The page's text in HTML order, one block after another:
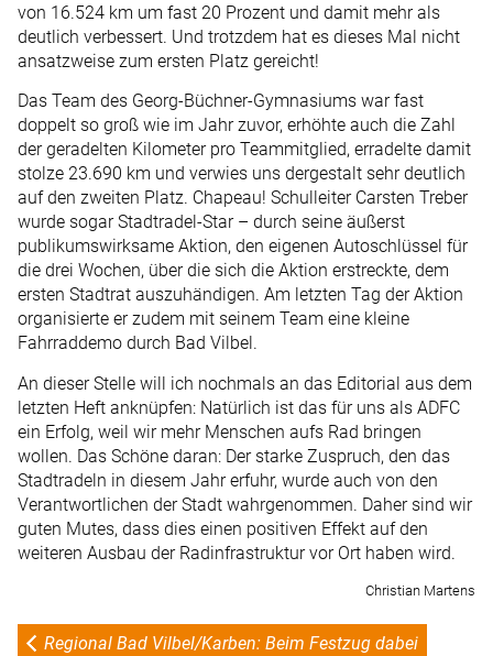
von 16.524 km um fast 20 Prozent und damit mehr als
deutlich verbessert. Und trotzdem hat es dieses Mal nicht
ansatzweise zum ersten Platz gereicht!
Das Team des Georg-Büchner-Gymnasiums war fast
doppelt so groß wie im Jahr zuvor, erhöhte auch die Zahl
der geradelten Kilometer pro Teammitglied, erradelte damit
stolze 23.690 km und verwies uns dergestalt sehr deutlich
auf den zweiten Platz. Chapeau! Schulleiter Carsten Treber
wurde sogar Stadtradel-Star – durch seine äußerst
publikumswirksame Aktion, den eigenen Autoschlüssel für
die drei Wochen, über die sich die Aktion erstreckte, dem
ersten Stadtrat auszuhändigen. Am letzten Tag der Aktion
organisierte er zudem mit seinem Team eine kleine
Fahrraddemo durch Bad Vilbel.
An dieser Stelle will ich nochmals an das Editorial aus dem
letzten Heft anknüpfen: Natürlich ist das für uns als ADFC
ein Erfolg, weil wir mehr Menschen aufs Rad bringen
wollen. Das Schöne daran: Der starke Zuspruch, den das
Stadtradeln in diesem Jahr erfuhr, wurde auch von den
Verantwortlichen der Stadt wahrgenommen. Daher sind wir
guten Mutes, dass dies einen positiven Effekt auf den
weiteren Ausbau der Radinfrastruktur vor Ort haben wird.
Christian Martens
Regional Bad Vilbel/Karben: Beim Festzug dabei